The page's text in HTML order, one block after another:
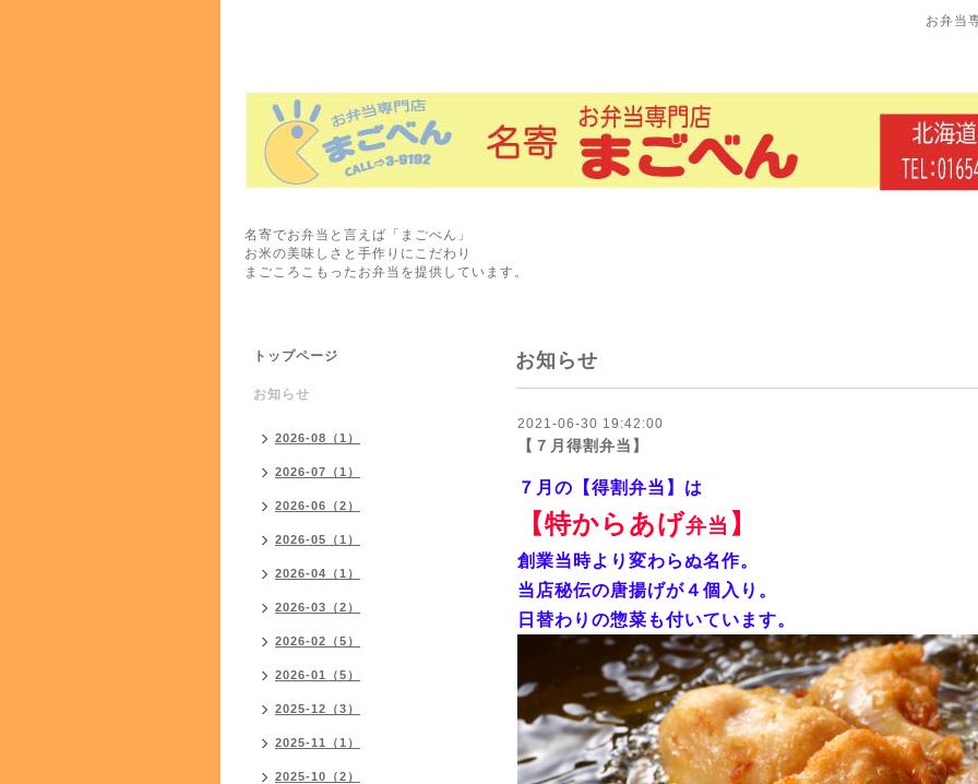
お弁当
名寄でお弁当と言えば「まごべん」
お米の美味しさと手作りにこだわり
まごころこもったお弁当を提供しています。
お知らせ
2021-06-30 19:42:00
【７月得割弁当】
７月の【得割弁当】は
【特からあげ弁当 】
創業当時より変わらぬ名作。
当店秘伝の唐揚げが４個入り。
日替わりの惣菜も付いています。
トップページ
お知らせ
2026-08（1）
2026-07（1）
2026-06（2）
2026-05（1）
2026-04（1）
2026-03（2）
2026-02（5）
2026-01（5）
2025-12（3）
2025-11（1）
2025-10（2）